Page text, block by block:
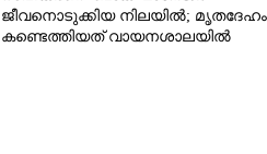
ജീവനൊടുക്കിയ നിലയിൽ; മൃതദേഹം
കണ്ടെത്തിയത് വായനശാലയിൽ